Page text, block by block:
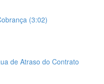
(3:02)
de Atraso do Contrato